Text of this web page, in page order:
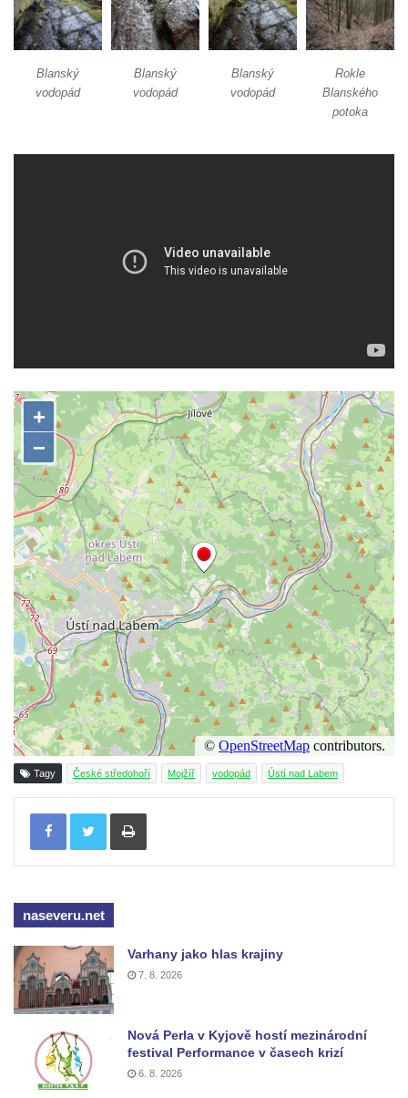
Vodopády na Kamenném potoce
Blanský vodopád
Mojžířské vodopády
Vodopády na Červeném potoce
Šenovské vodopády
Vodopád v Doubici
Chrastenský vodopád
Vodopád ve Velenicích
Vodopád ve Svojkově
Vodopád u Františkova nad Ploučnicí
Míšeňské vodopády
Chřibské vodopády
Vodopád pod Širokým kopcem
Vodopád v údolí Lučního potoka
Blanský
vodopád
Blanský
vodopád
Blanský
vodopád
Rokle
Blanského
potoka
Tagy České středohoří Mojžíř vodopád Ústí nad Labem
Tisknout
naseveru.net
Varhany jako hlas krajiny
7. 8. 2026
Nová Perla v Kyjově hostí mezinárodní
festival Performance v časech krizí
6. 8. 2026